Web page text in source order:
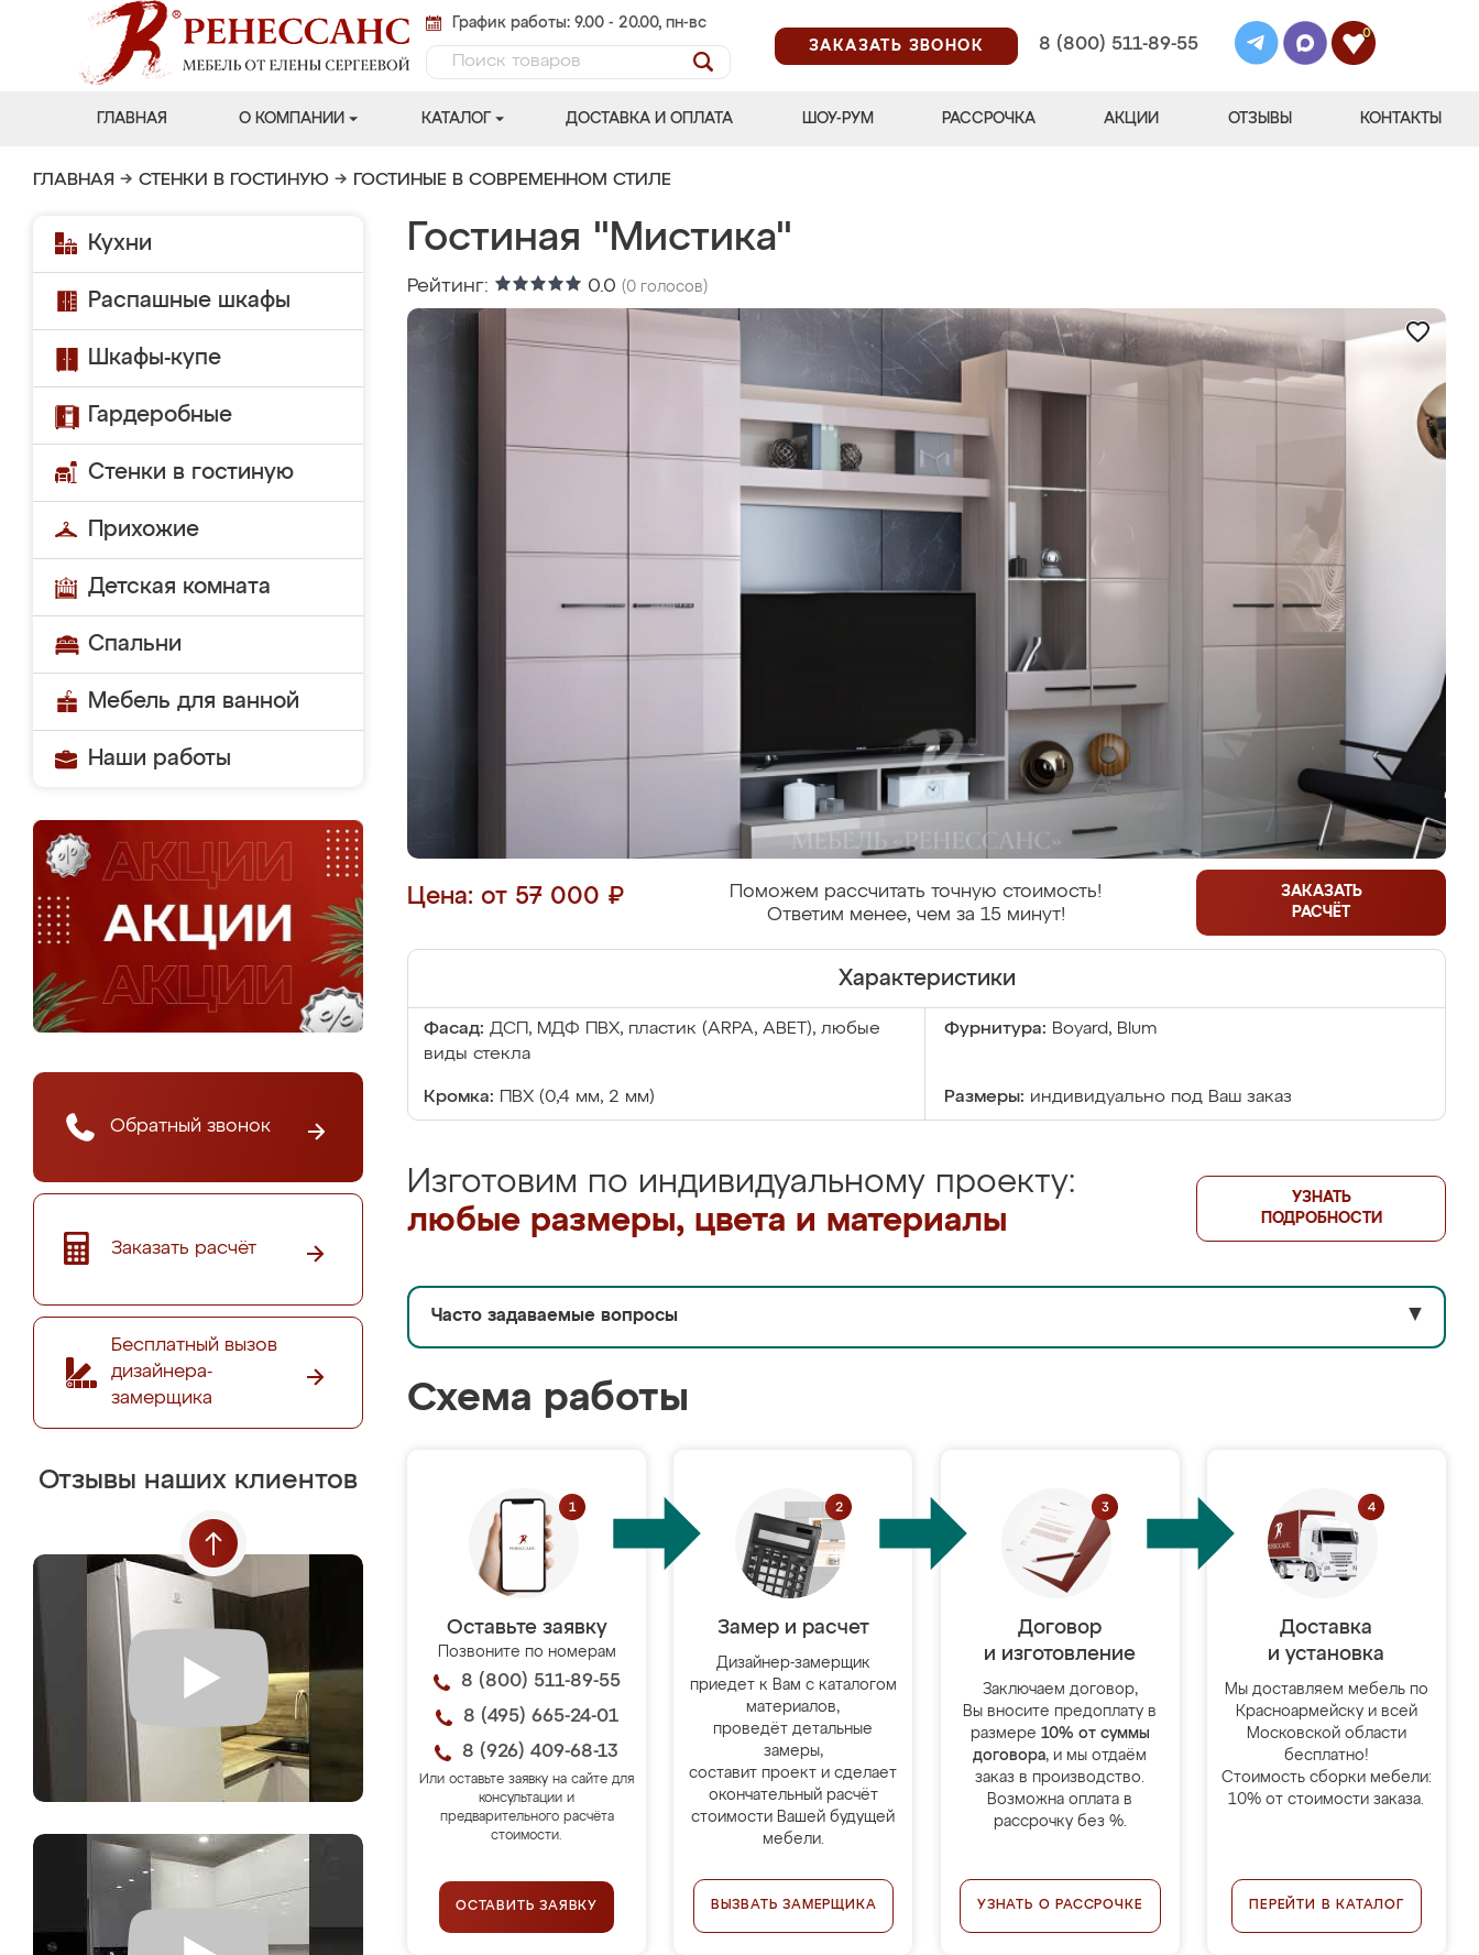
График работы: 9.00 - 20.00, пн-вс
ЗАКАЗАТЬ ЗВОНОК
8 (800) 511-89-55
0
ГЛАВНАЯ О КОМПАНИИ КАТАЛОГ ДОСТАВКА И ОПЛАТА ШОУ-РУМ РАССРОЧКА АКЦИИ ОТЗЫВЫ КОНТАКТЫ
ГЛАВНАЯ → СТЕНКИ В ГОСТИНУЮ → ГОСТИНЫЕ В СОВРЕМЕННОМ СТИЛЕ
Кухни
Распашные шкафы
Шкафы-купе
Гардеробные
Стенки в гостиную
Прихожие
Детская комната
Спальни
Мебель для ванной
Наши работы
Обратный звонок
Заказать расчёт
Бесплатный вызов
дизайнера-
замерщика
Отзывы наших клиентов
Гостиная "Мистика"
Рейтинг: 0.0 (0 голосов)
Цена: от 57 000 ₽
Поможем рассчитать точную стоимость!
Ответим менее, чем за 15 минут!
ЗАКАЗАТЬ
РАСЧЁТ
Характеристики
Фасад: ДСП, МДФ ПВХ, пластик (ARPA, ABET), любые
виды стекла
Фурнитура: Boyard, Blum
Кромка: ПВХ (0,4 мм, 2 мм) Размеры: индивидуально под Ваш заказ
Изготовим по индивидуальному проекту:
любые размеры, цвета и материалы
УЗНАТЬ
ПОДРОБНОСТИ
Часто задаваемые вопросы ▼
Схема работы
Оставьте заявку
Позвоните по номерам
8 (800) 511-89-55
8 (495) 665-24-01
8 (926) 409-68-13
Или оставьте заявку на сайте для
консультации и
предварительного расчёта
стоимости.
ОСТАВИТЬ ЗАЯВКУ
Замер и расчет
Дизайнер-замерщик
приедет к Вам с каталогом
материалов,
проведёт детальные
замеры,
составит проект и сделает
окончательный расчёт
стоимости Вашей будущей
мебели.
ВЫЗВАТЬ ЗАМЕРЩИКА
Договор
и изготовление
Заключаем договор,
Вы вносите предоплату в
размере 10% от суммы
договора, и мы отдаём
заказ в производство.
Возможна оплата в
рассрочку без %.
УЗНАТЬ О РАССРОЧКЕ
Доставка
и установка
Мы доставляем мебель по
Красноармейску и всей
Московской области
бесплатно!
Стоимость сборки мебели:
10% от стоимости заказа.
ПЕРЕЙТИ В КАТАЛОГ